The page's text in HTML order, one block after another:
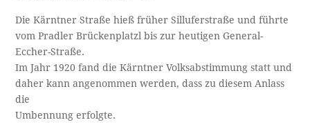
Die Kärntner Straße hieß früher Silluferstraße und führte
vom Pradler Brückenplatzl bis zur heutigen General-
Eccher-Straße.
Im Jahr 1920 fand die Kärntner Volksabstimmung statt und
daher kann angenommen werden, dass zu diesem Anlass
die
Umbennung erfolgte.